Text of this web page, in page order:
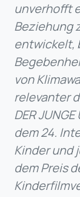
unverhofft
Beziehung
entwickelt,
von
relevanter
DER
dem 24.
Kinder und
dem Preis